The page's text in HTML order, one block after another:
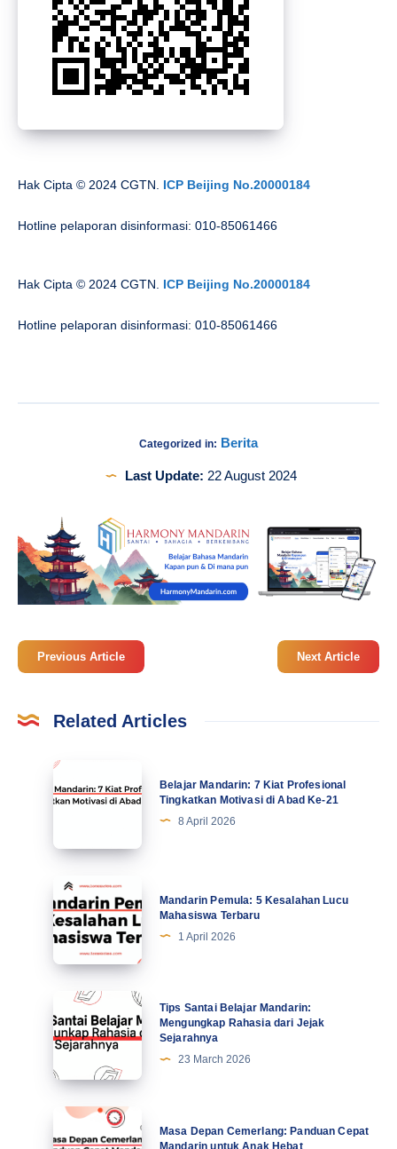
Hak Cipta © 2024 CGTN. ICP Beijing No.20000184
Hotline pelaporan disinformasi: 010-85061466
Hak Cipta © 2024 CGTN. ICP Beijing No.20000184
Hotline pelaporan disinformasi: 010-85061466
Categorized in: Berita
Last Update: 22 August 2024
Previous Article Next Article
Related Articles
Belajar
Mandarin:
Profesional
Tingkatkan
Motivasi
di
Abad
Ke-
Belajar Mandarin: 7 Kiat Profesional
Tingkatkan Motivasi di Abad Ke-21
8 April 2026
Mandarin
Pemula:
5
Kesalahan
Lucu
Mahasiswa
Terbaru
Mandarin Pemula: 5 Kesalahan Lucu
Mahasiswa Terbaru
1 April 2026
Tips
Santai
Belajar
Mandarin:
Mengungkap
Rahasia
dari
Tips Santai Belajar Mandarin:
Mengungkap Rahasia dari Jejak
Sejarahnya
23 March 2026
Masa
Depan
Masa Depan Cemerlang: Panduan Cepat
Mandarin untuk Anak Hebat